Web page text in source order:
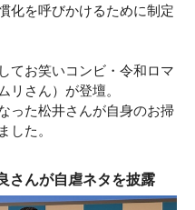
化を呼びかけるために制定
てお笑いコンビ・令和ロマ
リさん）が登壇。
った松井さんが自身のお掃
した。
さんが自虐ネタを披露